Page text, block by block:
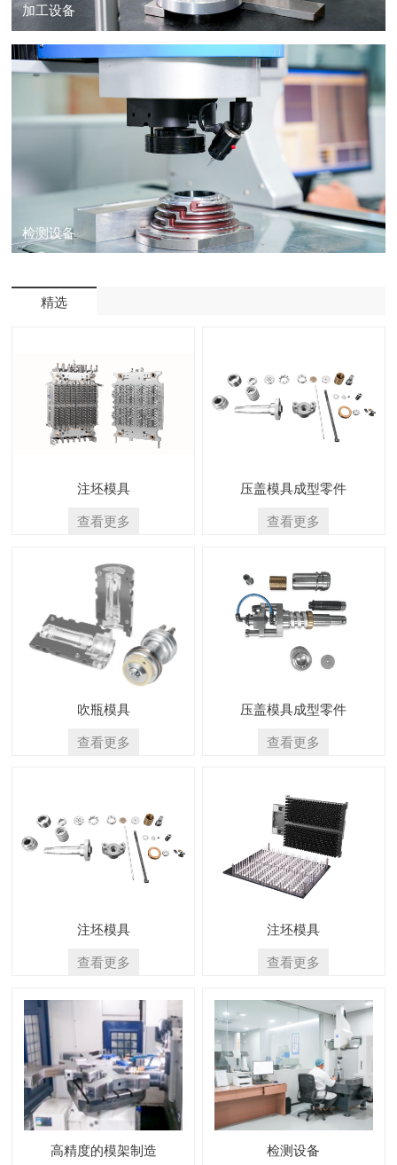
加工设备
检测设备
精选
注坯模具
查看更多
压盖模具成型零件
查看更多
吹瓶模具
查看更多
压盖模具成型零件
查看更多
注坯模具
查看更多
注坯模具
查看更多
高精度的模架制造
检测设备